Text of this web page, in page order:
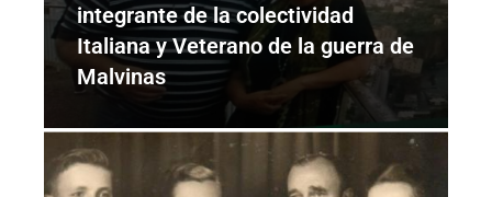
integrante de la colectividad
Italiana y Veterano de la guerra de
Malvinas